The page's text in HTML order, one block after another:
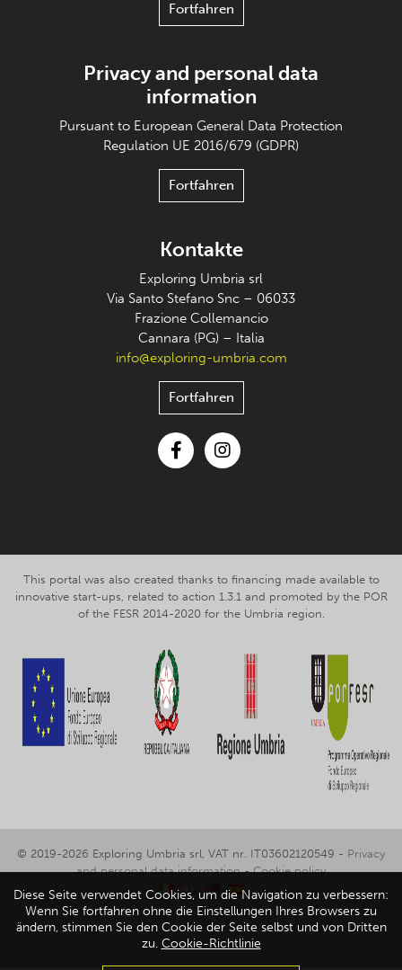
Fortfahren
Privacy and personal data
information
Pursuant to European General Data Protection
Regulation UE 2016/679 (GDPR)
Fortfahren
Kontakte
Exploring Umbria srl
Via Santo Stefano Snc – 06033
Frazione Collemancio
Cannara (PG) – Italia
info@exploring-umbria.com
Fortfahren
This portal was also created thanks to financing made available to
innovative start-ups, related to action 1.3.1 and promoted by the POR
of the FESR 2014-2020 for the Umbria region.
© 2019-2026 Exploring Umbria srl, VAT nr. IT03602120549 - Privacy
and personal data information-Cookie policy
Diese Seite verwendet Cookies, um die Navigation zu verbessern:
Wenn Sie fortfahren ohne die Einstellungen Ihres Browsers zu
ändern, stimmen Sie den Cookie der Seite selbst und von Dritten
zu. Cookie-Richtlinie